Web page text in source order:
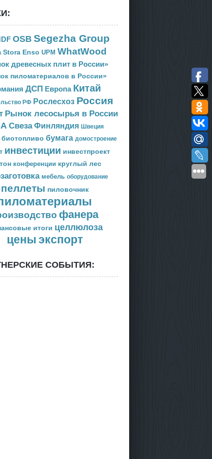
OSB Segezha Group
Stora Enso UPM WhatWood
древесных плит в России»
пиломатериалов в России»
ДСП Европа Китай
РФ Рослесхоз Россия
Рынок лесосырья в России
Свеза Финляндия Швеция
биотопливо бумага домостроение
инвестиции инвестпроект
конференции круглый лес
мебель оборудование
пеллеты пиловочник
фанера
итоги целлюлоза
цены экспорт
СОБЫТИЯ: